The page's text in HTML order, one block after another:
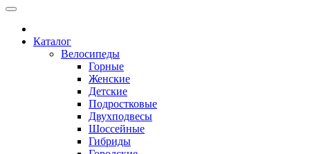
Каталог
Велосипеды
Горные
Женские
Детские
Подростковые
Двухподвесы
Шоссейные
Гибриды